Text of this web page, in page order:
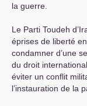
la guerre.
Le Parti Toudeh
éprises de liberté
condamner d’une
du droit
éviter un conflit
l’instauration de la